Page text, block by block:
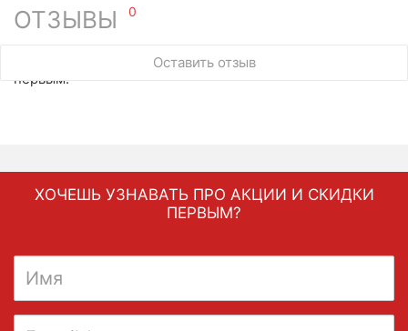
ОТЗЫВЫ 0
Оставить отзыв
У этого товара нет ни одного отзыва. Вы можете стать
первым.
ХОЧЕШЬ УЗНАВАТЬ ПРО АКЦИИ И СКИДКИ
ПЕРВЫМ?